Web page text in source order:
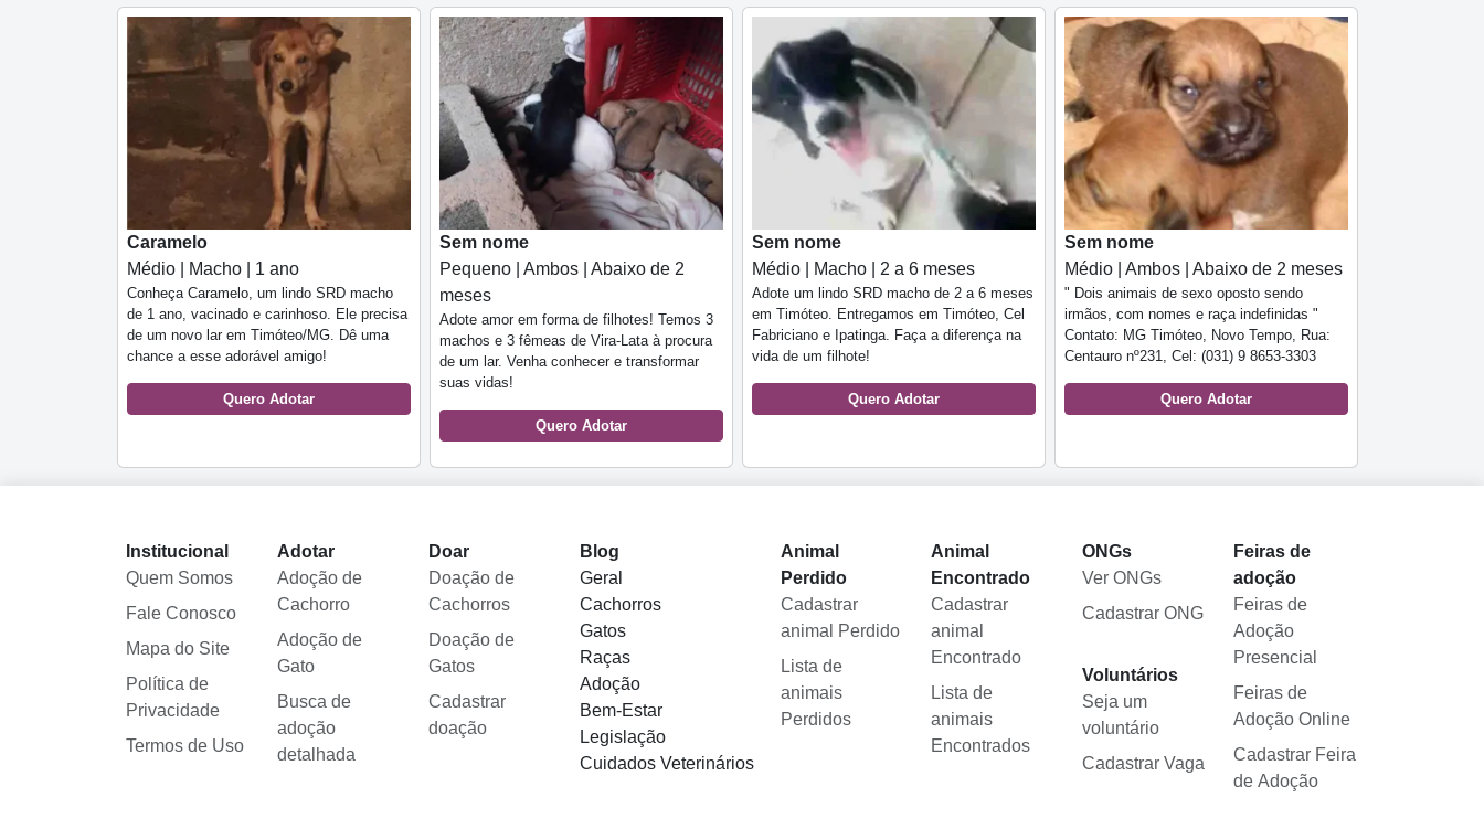
Caramelo
Médio | Macho | 1 ano
Conheça Caramelo, um lindo SRD macho
de 1 ano, vacinado e carinhoso. Ele precisa
de um novo lar em Timóteo/MG. Dê uma
chance a esse adorável amigo!
Quero Adotar
Sem nome
Pequeno | Ambos | Abaixo de 2
meses
Adote amor em forma de filhotes! Temos 3
machos e 3 fêmeas de Vira-Lata à procura
de um lar. Venha conhecer e transformar
suas vidas!
Quero Adotar
Sem nome
Médio | Macho | 2 a 6 meses
Adote um lindo SRD macho de 2 a 6 meses
em Timóteo. Entregamos em Timóteo, Cel
Fabriciano e Ipatinga. Faça a diferença na
vida de um filhote!
Quero Adotar
Sem nome
Médio | Ambos | Abaixo de 2 meses
" Dois animais de sexo oposto sendo
irmãos, com nomes e raça indefinidas "
Contato: MG Timóteo, Novo Tempo, Rua:
Centauro nº231, Cel: (031) 9 8653-3303
Quero Adotar
Institucional
Quem Somos
Fale Conosco
Mapa do Site
Política de
Privacidade
Termos de Uso
Adotar
Adoção de
Cachorro
Adoção de
Gato
Busca de
adoção
detalhada
Doar
Doação de
Cachorros
Doação de
Gatos
Cadastrar
doação
Blog
Geral
Cachorros
Gatos
Raças
Adoção
Bem-Estar
Legislação
Cuidados Veterinários
Animal
Perdido
Cadastrar
animal Perdido
Lista de
animais
Perdidos
Animal
Encontrado
Cadastrar
animal
Encontrado
Lista de
animais
Encontrados
ONGs
Ver ONGs
Cadastrar ONG
Voluntários
Seja um
voluntário
Cadastrar Vaga
Feiras de
adoção
Feiras de
Adoção
Presencial
Feiras de
Adoção Online
Cadastrar Feira
de Adoção